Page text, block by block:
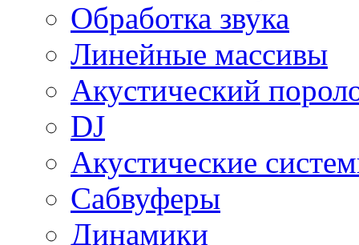
Обработка звука
Линейные массивы
Акустический
DJ
Акустические
Сабвуферы
Динамики